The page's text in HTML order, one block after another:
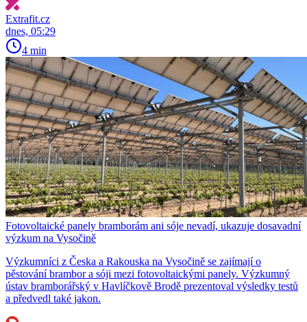
Extrafit.cz
dnes, 05:29
4 min
Fotovoltaické panely bramborám ani sóje nevadí, ukazuje dosavadní
výzkum na Vysočině
Výzkumníci z Česka a Rakouska na Vysočině se zajímají o
pěstování brambor a sóji mezi fotovoltaickými panely. Výzkumný
ústav bramborářský v Havlíčkově Brodě prezentoval výsledky testů
a předvedl také jakon.